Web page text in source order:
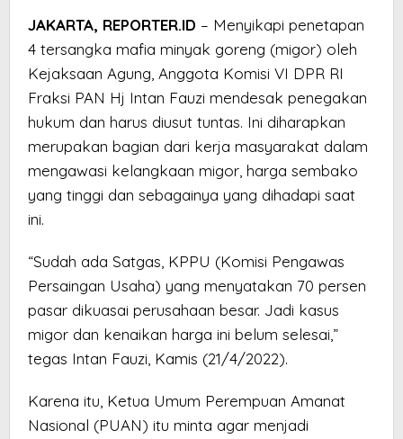
JAKARTA, REPORTER.ID – Menyikapi penetapan
4 tersangka mafia minyak goreng (migor) oleh
Kejaksaan Agung, Anggota Komisi VI DPR RI
Fraksi PAN Hj Intan Fauzi mendesak penegakan
hukum dan harus diusut tuntas. Ini diharapkan
merupakan bagian dari kerja masyarakat dalam
mengawasi kelangkaan migor, harga sembako
yang tinggi dan sebagainya yang dihadapi saat
ini.
“Sudah ada Satgas, KPPU (Komisi Pengawas
Persaingan Usaha) yang menyatakan 70 persen
pasar dikuasai perusahaan besar. Jadi kasus
migor dan kenaikan harga ini belum selesai,”
tegas Intan Fauzi, Kamis (21/4/2022).
Karena itu, Ketua Umum Perempuan Amanat
Nasional (PUAN) itu minta agar menjadi